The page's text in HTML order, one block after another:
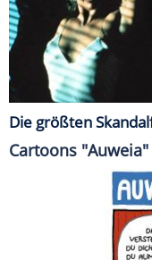
Die größten
Cartoons "Auweia"